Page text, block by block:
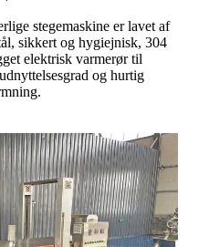
stegemaskine er lavet af
sikkert og hygiejnisk, 304
elektrisk varmerør til
og hurtig